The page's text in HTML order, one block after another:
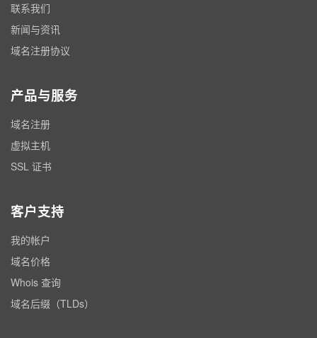
联系我们
新闻与资讯
域名注册协议
产品与服务
域名注册
虚拟主机
SSL 证书
客户支持
我的帐户
域名价格
Whois 查询
域名后缀（TLDs）